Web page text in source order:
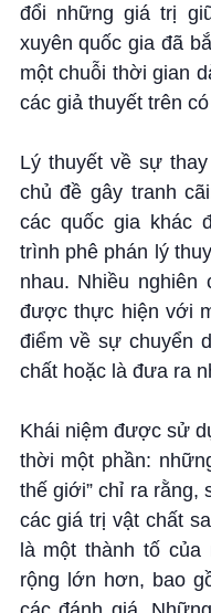
đổi những giá trị
xuyên quốc gia đã
một chuỗi thời gian
các giả thuyết trên
Lý thuyết về sự
chủ đề gây tranh
các quốc gia khác
trình phê phán lý
nhau. Nhiều
được thực hiện với
điểm về sự chuyển
chất hoặc là đưa ra
Khái niệm được sử
thời một phần:
thế giới” chỉ ra
các giá trị vật chất
là một thành tố
rộng lớn hơn, bao